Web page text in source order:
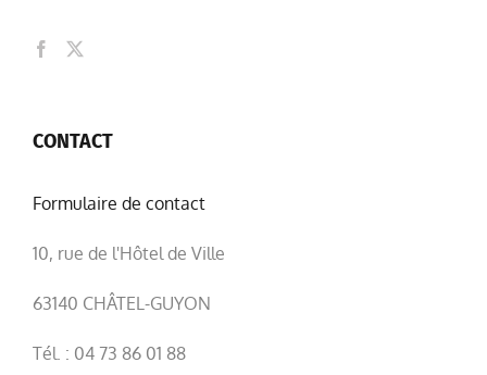
CONTACT
Formulaire de contact
10, rue de l'Hôtel de Ville
63140 CHÂTEL-GUYON
Tél. : 04 73 86 01 88